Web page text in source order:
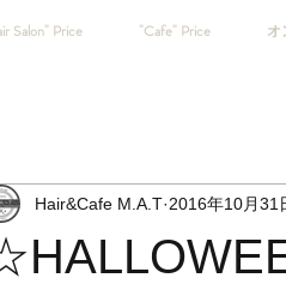
Salon" Price "Cafe" Price オ
Hair&Cafe M.A.T 2016年10月31